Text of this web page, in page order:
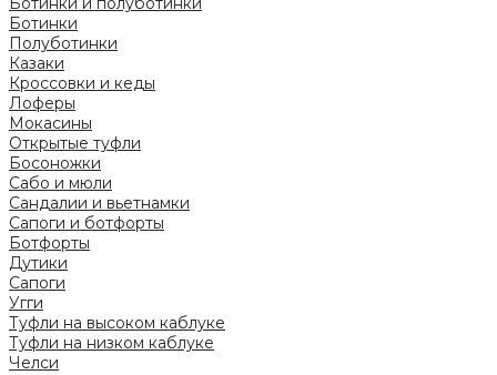
Ботинки
Полуботинки
Казаки
Кроссовки и кеды
Лоферы
Мокасины
Открытые туфли
Босоножки
Сабо и мюли
Сандалии и вьетнамки
Сапоги и ботфорты
Ботфорты
Дутики
Сапоги
Угги
Туфли на высоком каблуке
Туфли на низком каблуке
Челси